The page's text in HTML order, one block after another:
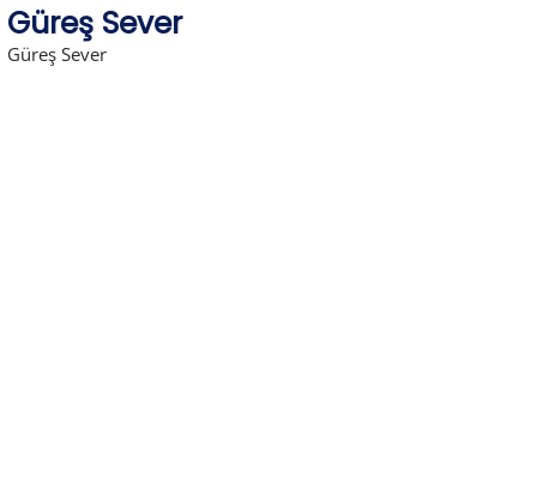
Güreş Sever
Güreş Sever